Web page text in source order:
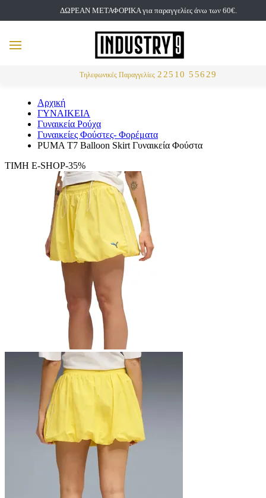
ΔΩΡΕΑΝ ΜΕΤΑΦΟΡΙΚΑ για παραγγελίες άνω των 60€.
Τηλεφωνικές Παραγγελίες 22510 55629
MENU
Αρχική
ΓΥΝΑΙΚΕΙΑ
Γυναικεία Ρούχα
Γυναικείες Φούστες- Φορέματα
PUMA T7 Balloon Skirt Γυναικεία Φούστα
ΤΙΜΗ E-SHOP-35%